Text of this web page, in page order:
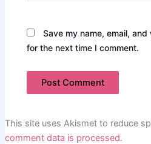
Save my name, email,
for the next time I comment.
This site uses Akismet to reduce
comment data is processed.